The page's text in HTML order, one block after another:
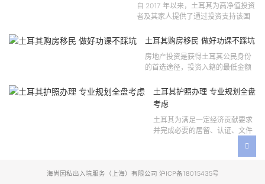
自 2017 年以来，土耳其为高净值投资
者及其家人提供了通过投资支持该国
会。 该计划的一大亮点在于其涵盖广
土耳其购房移民 做好功课不踩坑
房地产投资是获得土耳其公民身份
的首选途径，投资入籍的最低金额
二手房产。这一门槛自2019年调整
以来一直未变，适用于经持牌...
土耳其护照办理 专业规划全盘
考虑
土耳其为满足一定经济贡献要求
并完成必要的居留、认证、文件
准备和入籍申请步骤的外国投资
海尚因私出入境服务（上海）有限公司 沪ICP备18015435号